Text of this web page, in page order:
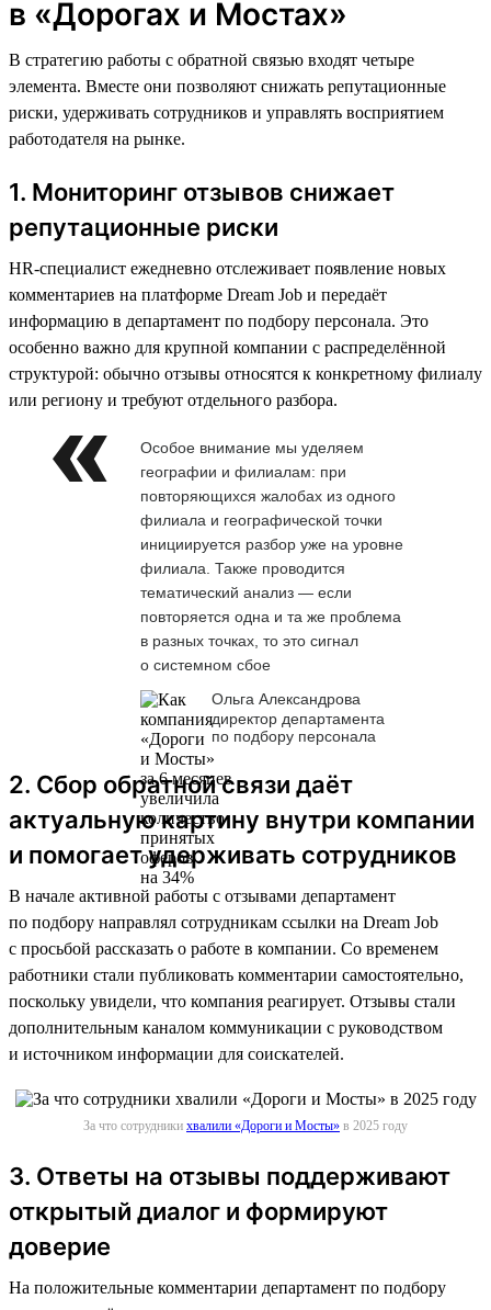
в «Дорогах и Мостах»
В стратегию работы с обратной связью входят четыре
элемента. Вместе они позволяют снижать репутационные
риски, удерживать сотрудников и управлять восприятием
работодателя на рынке.
1. Мониторинг отзывов снижает
репутационные риски
HR-специалист ежедневно отслеживает появление новых
комментариев на платформе Dream Job и передаёт
информацию в департамент по подбору персонала. Это
особенно важно для крупной компании с распределённой
структурой: обычно отзывы относятся к конкретному филиалу
или региону и требуют отдельного разбора.
Особое внимание мы уделяем
географии и филиалам: при
повторяющихся жалобах из одного
филиала и географической точки
инициируется разбор уже на уровне
филиала. Также проводится
тематический анализ — если
повторяется одна и та же проблема
в разных точках, то это сигнал
о системном сбое
Ольга Александрова
директор департамента
по подбору персонала
2. Сбор обратной связи даёт
актуальную картину внутри компании
и помогает удерживать сотрудников
В начале активной работы с отзывами департамент
по подбору направлял сотрудникам ссылки на Dream Job
с просьбой рассказать о работе в компании. Со временем
работники стали публиковать комментарии самостоятельно,
поскольку увидели, что компания реагирует. Отзывы стали
дополнительным каналом коммуникации с руководством
и источником информации для соискателей.
За что сотрудники хвалили «Дороги и Мосты» в 2025 году
3. Ответы на отзывы поддерживают
открытый диалог и формируют
доверие
На положительные комментарии департамент по подбору